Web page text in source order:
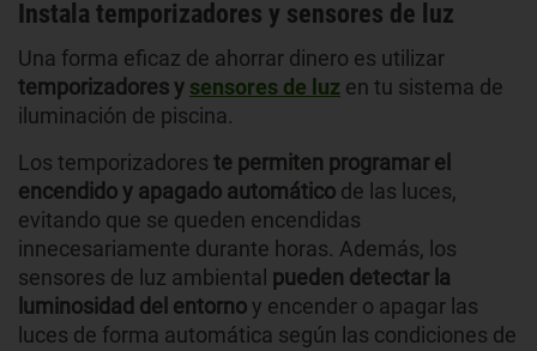
Instala temporizadores y sensores de luz
Una forma eficaz de ahorrar dinero es utilizar
temporizadores y sensores de luz en tu sistema de
iluminación de piscina.
Los temporizadores te permiten programar el
encendido y apagado automático de las luces,
evitando que se queden encendidas
innecesariamente durante horas. Además, los
sensores de luz ambiental pueden detectar la
luminosidad del entornoy encender o apagar las
luces de forma automática según las condiciones de